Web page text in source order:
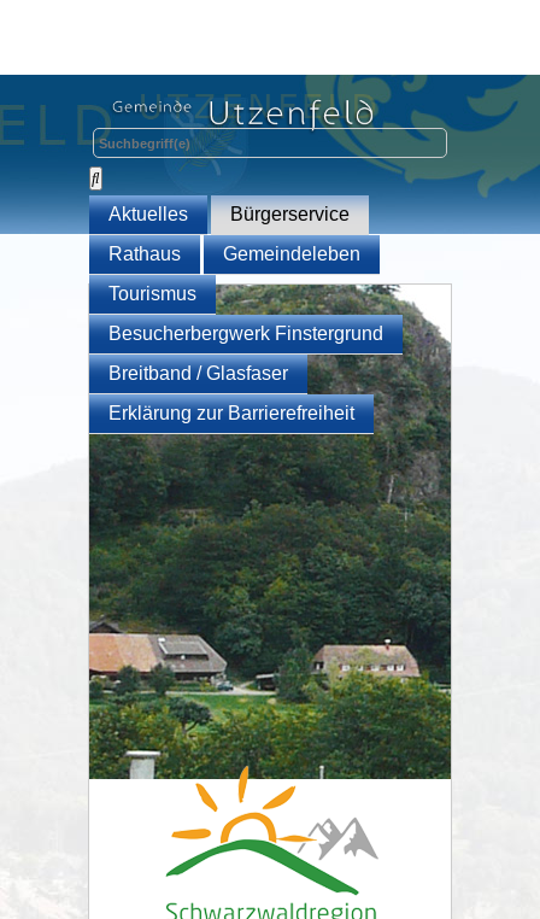
Aktuelles
Bürgerservice
Rathaus
Gemeindeleben
Tourismus
Besucherbergwerk Finstergrund
Breitband / Glasfaser
Erklärung zur Barrierefreiheit